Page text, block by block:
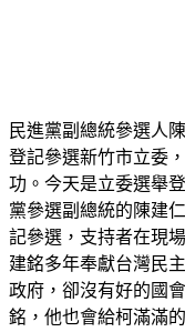
民進黨副總統參選人
登記參選新竹市立委
功。今天是立委選舉
黨參選副總統的陳建
記參選，支持者在現
建銘多年奉獻台灣民
政府，卻沒有好的國
銘，他也會給柯滿滿